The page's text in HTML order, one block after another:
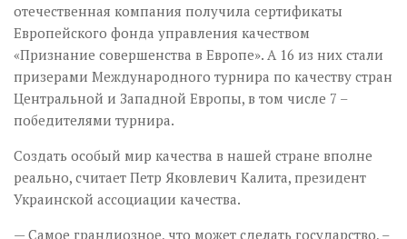
отечественная компания получила сертификаты
Европейского фонда управления качеством
«Признание совершенства в Европе». А 16 из них стали
призерами Международного турнира по качеству стран
Центральной и Западной Европы, в том числе 7 –
победителями турнира.
Создать особый мир качества в нашей стране вполне
реально, считает Петр Яковлевич Калита, президент
Украинской ассоциации качества.
— Самое грандиозное, что может сделать государство, –